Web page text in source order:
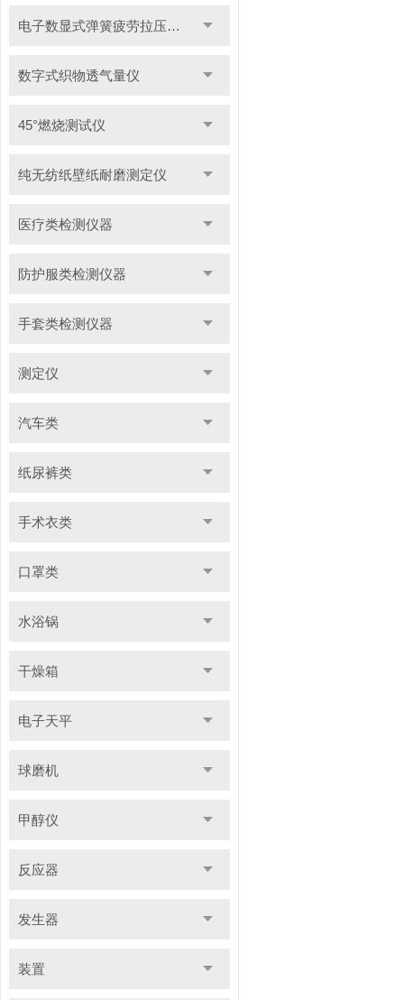
电子数显式弹簧疲劳拉压试验机
数字式织物透气量仪
45°燃烧测试仪
纯无纺纸壁纸耐磨测定仪
医疗类检测仪器
防护服类检测仪器
手套类检测仪器
测定仪
汽车类
纸尿裤类
手术衣类
口罩类
水浴锅
干燥箱
电子天平
球磨机
甲醇仪
反应器
发生器
装置